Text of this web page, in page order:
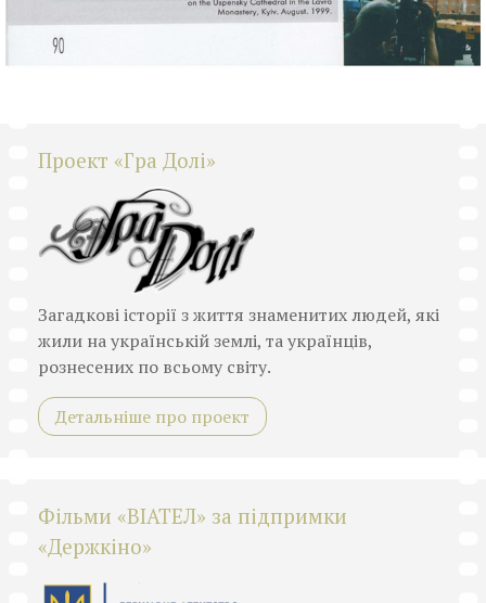
Проект «Гра Долі»
Загадкові історії з життя знаменитих людей, які
жили на українській землі, та українців,
рознесених по всьому світу.
Детальніше про проект
Фільми «ВІАТЕЛ» за підпримки
«Держкіно»